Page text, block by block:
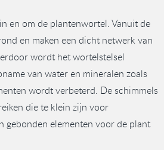
en om de plantenwortel. Vanuit de
en maken een dicht netwerk van
wordt het wortelstelsel
van water en mineralen zoals
wordt verbeterd. De schimmels
die te klein zijn voor
gebonden elementen voor de plant